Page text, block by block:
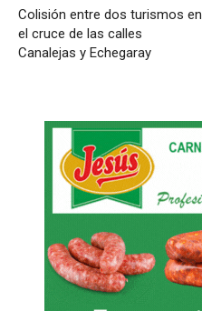
Colisión entre dos turismos en
el cruce de las calles
Canalejas y Echegaray